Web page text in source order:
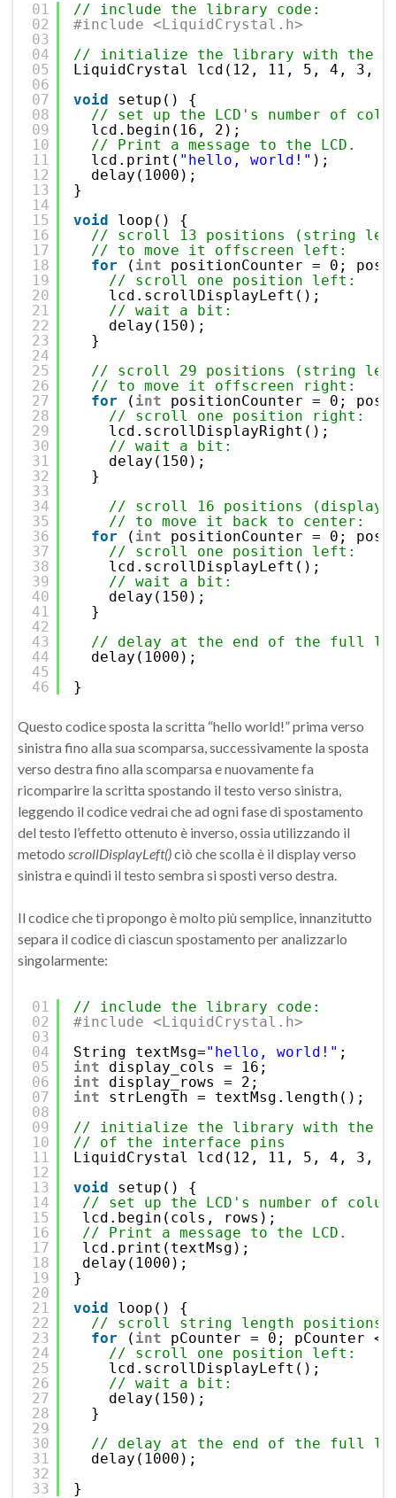
01
02
03
04
05
06
07
08
09
10
11
12
13
14
15
16
17
18
19
20
21
22
23
24
25
26
27
28
29
30
31
32
33
34
35
36
37
38
39
40
41
42
43
44
45
46
// include the library code:
#include <LiquidCrystal.h>
// initialize the library with the
LiquidCrystal lcd(12, 11, 5, 4, 3,
void
setup() {
// set up the LCD's number of
lcd.begin(16, 2);
// Print a message to the LCD.
lcd.print( "hello, world!" );
delay(1000);
}
void
loop() {
// scroll 13 positions (string
// to move it offscreen left:
for
( int
positionCounter = 0;
// scroll one position left:
lcd.scrollDisplayLeft();
// wait a bit:
delay(150);
}
// scroll 29 positions (string
// to move it offscreen right:
for
( int
positionCounter = 0;
// scroll one position right:
lcd.scrollDisplayRight();
// wait a bit:
delay(150);
}
// scroll 16 positions (display
// to move it back to center:
for
( int
positionCounter = 0;
// scroll one position left:
lcd.scrollDisplayLeft();
// wait a bit:
delay(150);
}
// delay at the end of the full
delay(1000);
}
Questo codice sposta la scritta “hello world!” prima verso
sinistra fino alla sua scomparsa, successivamente la sposta
verso destra fino alla scomparsa e nuovamente fa
ricomparire la scritta spostando il testo verso sinistra,
leggendo il codice vedrai che ad ogni fase di spostamento
del testo l’effetto ottenuto è inverso, ossia utilizzando il
metodo scrollDisplayLeft()ciò che scolla è il display verso
sinistra e quindi il testo sembra si sposti verso destra.
Il codice che ti propongo è molto più semplice, innanzitutto
separa il codice di ciascun spostamento per analizzarlo
singolarmente:
01
02
03
04
05
06
07
08
09
10
11
12
13
14
15
16
17
18
19
20
21
22
23
24
25
26
27
28
29
30
31
32
33
// include the library code:
#include <LiquidCrystal.h>
String textMsg="hello, world!" ;
int
display_cols = 16;
int
display_rows = 2;
int
strLength = textMsg.length();
// initialize the library with the
// of the interface pins
LiquidCrystal lcd(12, 11, 5, 4, 3,
void
setup() {
// set up the LCD's number of
lcd.begin(cols, rows);
// Print a message to the LCD.
lcd.print(textMsg);
delay(1000);
}
void
loop() {
// scroll string length positions
for
( int
pCounter = 0; pCounter
// scroll one position left:
lcd.scrollDisplayLeft();
// wait a bit:
delay(150);
}
// delay at the end of the full
delay(1000);
}